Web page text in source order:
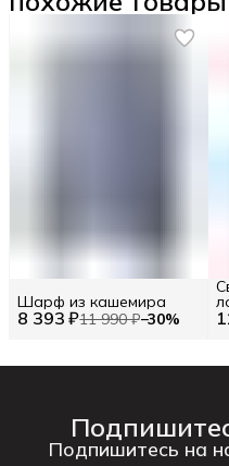
8 393 ₽11 990 ₽−30%
Шарф из кашемира
Подпишитесь на